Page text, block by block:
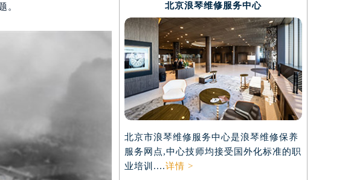
。
北京浪琴维修服务中心
北京市浪琴维修服务中心是浪琴维修保养
服务网点,中心技师均接受国外化标准的职
业培训....详情 >